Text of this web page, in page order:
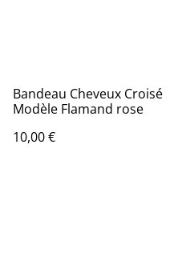
Bandeau Cheveux Croisé
Modèle Flamand rose
10,00 €